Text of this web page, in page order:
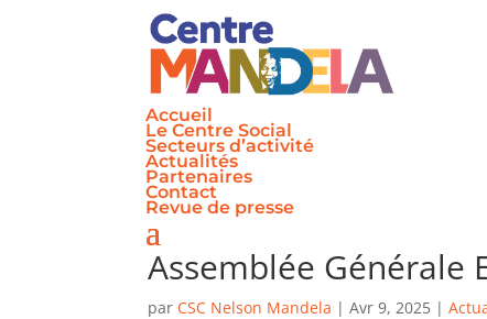
Accueil
Le Centre Social
Secteurs d’activité
Actualités
Partenaires
Contact
Revue de presse
Assemblée Générale
par CSC Nelson Mandela |Avr 9, 2025 |